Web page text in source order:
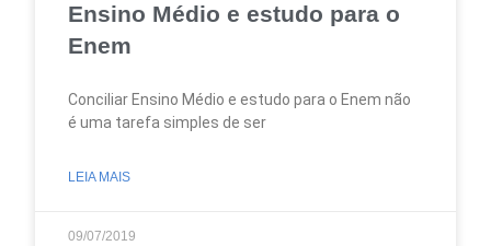
Ensino Médio e estudo para o
Enem
Conciliar Ensino Médio e estudo para o Enem não
é uma tarefa simples de ser
LEIA MAIS
09/07/2019